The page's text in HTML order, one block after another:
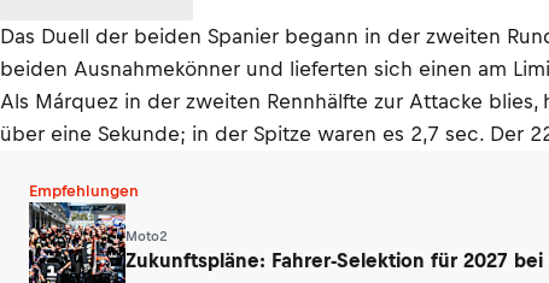
Das Duell der beiden Spanier begann in der zweiten
beiden Ausnahmekönner und lieferten sich einen am
Als Márquez in der zweiten Rennhälfte zur Attacke
über eine Sekunde; in der Spitze waren es 2,7 sec. Der
Empfehlungen
Moto2
Zukunftspläne: Fahrer-Selektion für 2027